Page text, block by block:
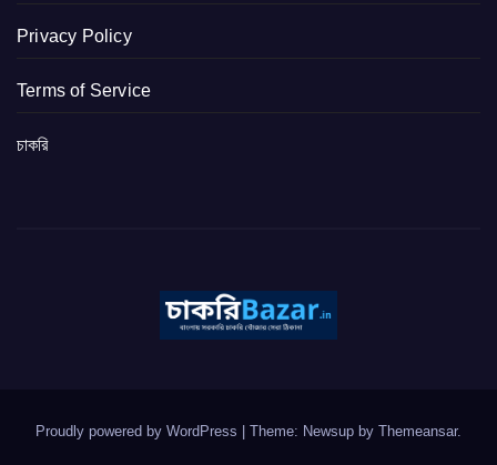
Privacy Policy
Terms of Service
চাকরি
Proudly powered by WordPress Theme: Newsup by Themeansar.